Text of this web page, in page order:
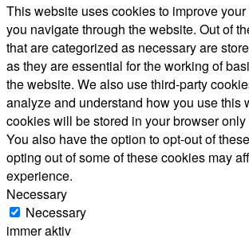
This website uses cookies to improve
you navigate through the website. Out of
that are categorized as necessary are
as they are essential for the working of
the website. We also use third-party
analyze and understand how you use this
cookies will be stored in your browser
You also have the option to opt-out of
opting out of some of these cookies may
experience.
Necessary
Necessary
immer aktiv